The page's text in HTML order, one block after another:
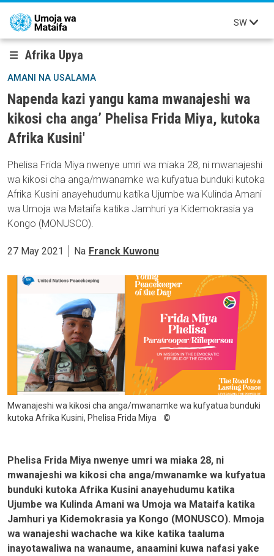
Skip to main content
SW
Afrika Upya
AMANI NA USALAMA
Napenda kazi yangu kama mwanajeshi wa
kikosi cha anga’ Phelisa Frida Miya, kutoka
Afrika Kusini'
Phelisa Frida Miya nwenye umri wa miaka 28, ni mwanajeshi
wa kikosi cha anga/mwanamke wa kufyatua bunduki kutoka
Afrika Kusini anayehudumu katika Ujumbe wa Kulinda Amani
wa Umoja wa Mataifa katika Jamhuri ya Kidemokrasia ya
Kongo (MONUSCO).
27 May 2021 Na Franck Kuwonu
Mwanajeshi wa kikosi cha anga/mwanamke wa kufyatua bunduki
kutoka Afrika Kusini, Phelisa Frida Miya
Phelisa Frida Miya nwenye umri wa miaka 28, ni
mwanajeshi wa kikosi cha anga/mwanamke wa kufyatua
bunduki kutoka Afrika Kusini anayehudumu katika
Ujumbe wa Kulinda Amani wa Umoja wa Mataifa katika
Jamhuri ya Kidemokrasia ya Kongo (MONUSCO). Mmoja
wa wanajeshi wachache wa kike katika taaluma
inayotawaliwa na wanaume, anaamini kuwa nafasi yake